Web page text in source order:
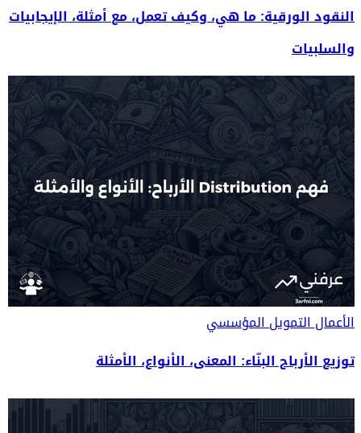
النقود الورقية: ما هي، وكيف تعمل، مع أمثلة، الإيجابيات
والسلبيات
الأعمالالتمويل المؤسسي
توزيع الأرباح البنّاء: المعنى، الأنواع، الأمثلة